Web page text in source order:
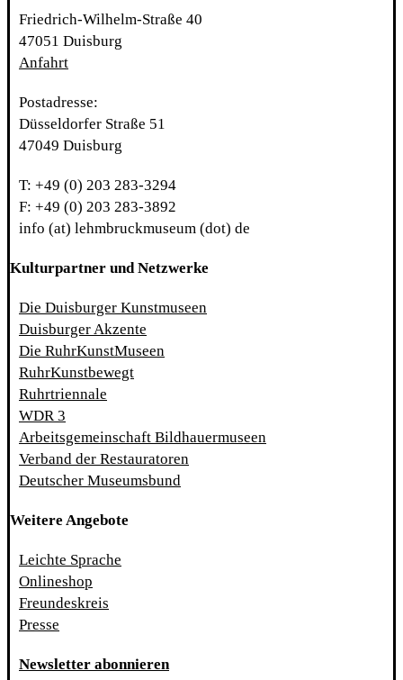
Friedrich-Wilhelm-Straße 40
47051 Duisburg
Anfahrt
Postadresse:
Düsseldorfer Straße 51
47049 Duisburg
T: +49 (0) 203 283-3294
F: +49 (0) 203 283-3892
info (at) lehmbruckmuseum (dot) de
Kulturpartner und Netzwerke
Die Duisburger Kunstmuseen
Duisburger Akzente
Die RuhrKunstMuseen
RuhrKunstbewegt
Ruhrtriennale
WDR 3
Arbeitsgemeinschaft Bildhauermuseen
Verband der Restauratoren
Deutscher Museumsbund
Weitere Angebote
Leichte Sprache
Onlineshop
Freundeskreis
Presse
Newsletter abonnieren